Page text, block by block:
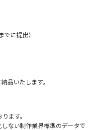
に提出）
品いたします。
ます。
ない制作業界標準のデータで